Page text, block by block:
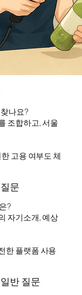
나요?
조합하고, 서울
고용 여부도 체
문
?
자기소개, 예상
한 플랫폼 사용
반 질문